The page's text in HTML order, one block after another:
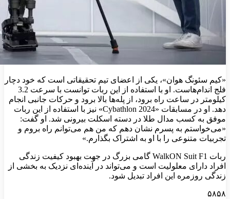
«کیم سئونگ هوان»، یکی از اعضای تیم تحقیقاتی است که خود دچار
فلج اندام‌هاست. او با استفاده از این ربات توانست با سرعت 3.2
کیلومتر در ساعت راه برود، از پله‌ها بالا برود و حرکات جانبی انجام
دهد. او در مسابقات «Cybathlon 2024» نیز با استفاده از این ربات
موفق به کسب مدال طلا در دسته اسکلت بیرونی شد. او گفت:
«می‌خواستم به پسرم نشان دهم که من هم می‌توانم راه بروم و
تجربیات متنوعی را با او به اشتراک بگذارم.»
ربات WalkON Suit F1 گامی بزرگ در جهت بهبود کیفیت زندگی
افراد دارای معلولیت است و می‌تواند در آینده‌ای نزدیک به بخشی از
زندگی روزمره این افراد تبدیل شود.
۵۸۵۸